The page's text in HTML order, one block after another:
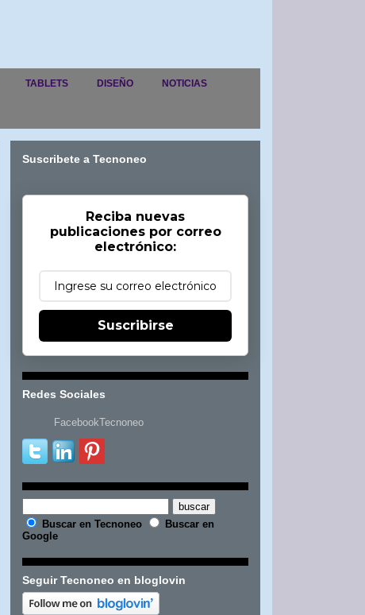
TABLETS DISEÑO NOTICIAS
Suscribete a Tecnoneo
Reciba nuevas
publicaciones por correo
electrónico:
Suscribirse
Redes Sociales
FacebookTecnoneo
Buscar en Tecnoneo
Buscar en
Google
Seguir Tecnoneo en bloglovin